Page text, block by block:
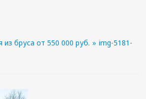
из бруса от 550 000 руб. » img-5181-